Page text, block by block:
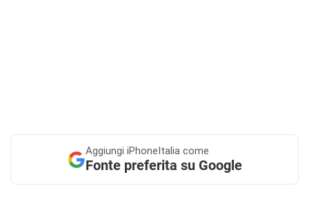
Aggiungi iPhoneItalia come
Fonte preferita su Google